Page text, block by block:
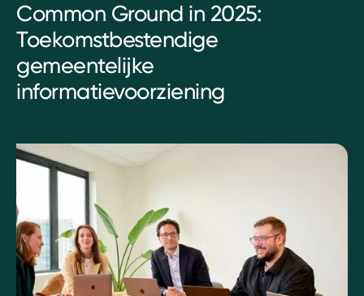
Common Ground in 2025:
Toekomstbestendige
gemeentelijke
informatievoorziening